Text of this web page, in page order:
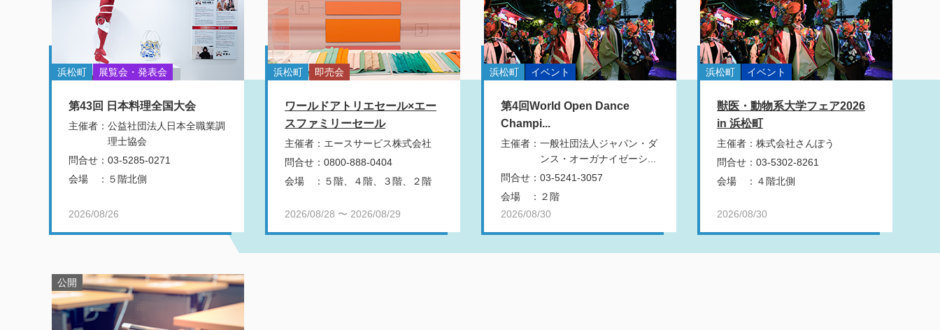
浜松町 展覧会・発表会
第43回 日本料理全国大会
主催者 ： 公益社団法人日本全職業調
理士協会
問合せ ： 03-5285-0271
会場
： ５階北側
2026/08/26
浜松町 即売会
ワールドアトリエセール×エー
スファミリーセール
主催者 ： エースサービス株式会社
問合せ ： 0800-888-0404
会場
： ５階、４階、３階、２階
2026/08/28 〜 2026/08/29
浜松町 イベント
第4回World Open Dance
Champi...
主催者 ： 一般社団法人ジャパン・ダ
ンス・オーガナイゼーシ...
問合せ ： 03-5241-3057
会場
： ２階
2026/08/30
浜松町 イベント
獣医・動物系大学フェア2026
in 浜松町
主催者 ： 株式会社さんぽう
問合せ ： 03-5302-8261
会場
： ４階北側
2026/08/30
公開